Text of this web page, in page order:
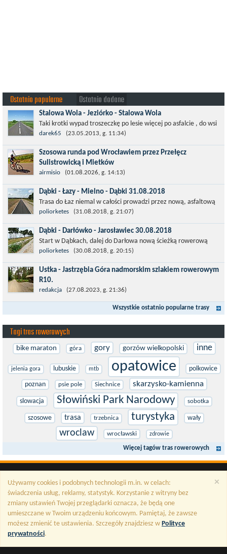
Ostatnio popularne Ostatnio dodane
Stalowa Wola - Jeziórko - Stalowa Wola
Taki krotki wypad troszeczkę po lesie więcej po asfalcie , do wsi
której już nie ma , kopalni siarki również nie ma , a ci co
pamiętają okres...
darek65 (23.05.2013, g. 11:34)
Szosowa runda pod Wrocławiem przez Przełęcz
Sulistrowicką i Mietków
Łatwa, szosowa runda pod Wrocławiem, raczej płaska z jednym
małym podjazdem na Przełęcz Sulistrowicką od strony Olesznej.
To trasa idealna na...
airmisio (01.08.2026, g. 14:13)
Dąbki - Łazy - Mielno - Dąbki 31.08.2018
Trasa do Łaz niemal w całości prowadzi przez nową, asfaltową
ścieżkę rowerową (od Dąbek do Iwięcina wzdłuż drogi 203).
Niestety jest to trasa nie...
poliorketes (31.08.2018, g. 21:07)
Dąbki - Darłówko - Jarosławiec 30.08.2018
Start w Dąbkach, dalej do Darłowa nową ścieżką rowerową
(niekiedy pieszo-rowerową), gdzie na pierwszym rondzie zjazd
w stronę Darłówka Zachodniego....
poliorketes (30.08.2018, g. 20:15)
Ustka - Jastrzębia Góra nadmorskim szlakiem rowerowym
R10.
Międzynarodowy Szlak Rowerowy R-10, jest częścią sieci
EuroVelo. Prowadzi wzdłuż brzegu dookoła Morza Bałtyckiego.
Trasa liczy w sumie ponad 8500...
redakcja (27.08.2023, g. 21:36)
Wszystkie ostatnio popularne trasy
Tagi tras rowerowych
bike maraton góra gory gorzów wielkopolski inne
jelenia gora lubuskie mtb opatowice polkowice
poznan psie pole Siechnice skarzysko-kamienna
slowacja Słowiński Park Narodowy sobotka
szosowe trasa trzebnica turystyka wały
wroclaw wrocławski zdrowie
Więcej tagów tras rowerowych
×
Używamy cookies i podobnych technologii m.in. w celach:
świadczenia usług, reklamy, statystyk. Korzystanie z witryny bez
zmiany ustawień Twojej przeglądarki oznacza, że będą one
umieszczane w Twoim urządzeniu końcowym. Pamiętaj, że zawsze
możesz zmienić te ustawienia. Szczegóły znajdziesz w Polityce
prywatności.